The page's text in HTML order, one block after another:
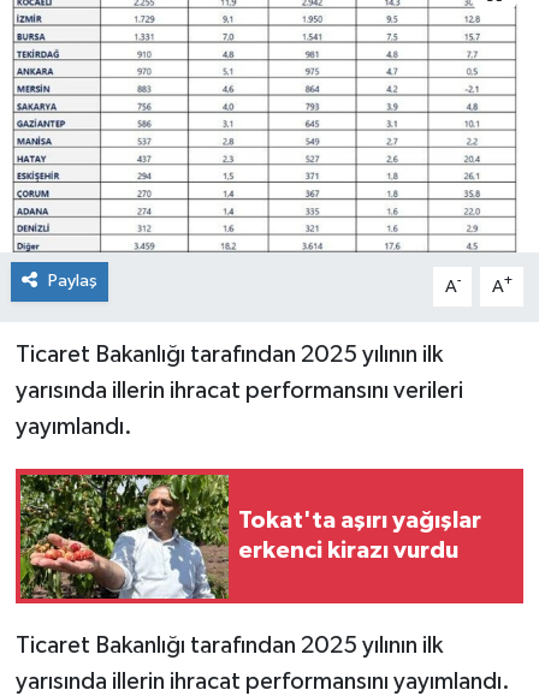
Paylaş A- A+
Ticaret Bakanlığı tarafından 2025 yılının ilk
yarısında illerin ihracat performansını verileri
yayımlandı.
Tokat'ta aşırı yağışlar
erkenci kirazı vurdu
Ticaret Bakanlığı tarafından 2025 yılının ilk
yarısında illerin ihracat performansını yayımlandı.
Teknoloji
Tokat Haberleri
Yaşam